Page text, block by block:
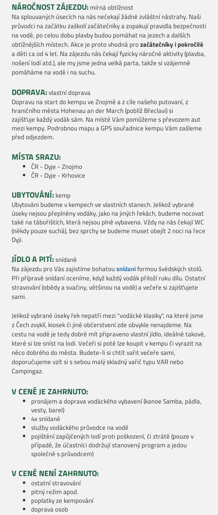
NÁROČNOST ZÁJEZDU:mírná obtížnost
Na splouvaných úsecích na nás nečekají žádné zvláštní nástrahy. Naši
průvodci na začátku zaškolí začátečníky a zopakují pravidla bezpečnosti
na vodě, po celou dobu plavby budou pomáhat na jezech a dalších
obtížnějších místech. Akce je proto vhodná prozačátečníky i pokročilé
a děti ca od 4 let. Na zájezdu nás čekají fyzicky náročné aktivity (plavba,
nošení lodí atd.), ale my jsme jedna velká parta, takže si vzájemně
pomáháme na vodě i na suchu.
DOPRAVA:vlastní doprava
Dopravu na start do kempu ve Znojmě a z cíle našeho putovaní, z
hraničního města Hohenau an der March (poblíž Břeclavi) si
zajišťuje každý vodák sám. Na místě Vám pomůžeme s převozem aut
mezi kempy. Podrobnou mapu a GPS souřadnice kempu Vám zašleme
před odjezdem.
MÍSTA SRAZU:
ČR - Dyje - Znojmo
ČR - Dyje - Krhovice
UBYTOVÁNÍ:kemp
Ubytováni budeme v kempech ve vlastních stanech. Jelikož vybrané
úseky nejsou přeplněny vodáky, jako na jiných řekách, budeme nocovat
také na tábořištích, která nejsou plně vybavena. Vždy na nás čekají WC
(někdy pouze suchá), bez sprchy se budeme muset obejít 2 noci na řece
Dyji.
JÍDLO A PITÍ:snídaně
Na zájezdu pro Vás zajistíme bohatou snídaniformou švédských stolů.
Při přípravě snídaní oceníme, když každý vodák přiloží ruku dílu. Ostatní
stravování (obědy a svačiny, většinou na vodě) a večeře si zajišťujete
sami.
Jelikož vybrané úseky řek nepatří mezi "vodácké klasiky", na které jsme
z Čech zvyklí, kiosek či jiné občerstvení zde obvykle nenajdeme. Na
cestu na vodě je tedy dobré mít připraveno vlastní jídlo, ideálně takové,
které si lze sníst na lodi. Večeři si poté lze koupit v kempu či vyrazit na
něco dobrého do města. Budete-li si chtít vařit večeře sami,
doporučujeme vzít si s sebou malý skladný vařič typu VAR nebo
Campingaz.
V CENĚ JE ZAHRNUTO:
pronájem a doprava vodáckého vybavení (kanoe Samba, pádla,
vesty, barel)
4x snídaně
služby vodáckého průvodce na vodě
pojištění zapůjčených lodí proti poškození, či ztrátě (pouze v
případě, že účastníci dodržují stanovený program a jedou
společně s průvodcem)
V CENĚ NENÍ ZAHRNUTO:
ostatní stravování
pitný režim apod.
poplatky ze kempování
doprava osob